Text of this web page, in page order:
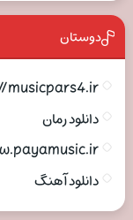
دوستان
musicpars4.ir/
دانلود رمان
دانلود آهنگ